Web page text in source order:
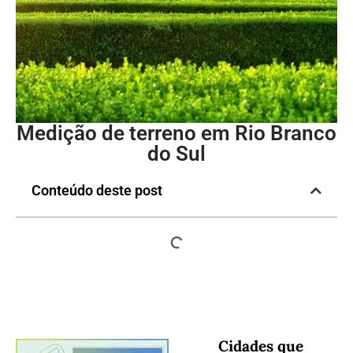
Medição de terreno em Rio Branco
do Sul
Conteúdo deste post
Cidades que